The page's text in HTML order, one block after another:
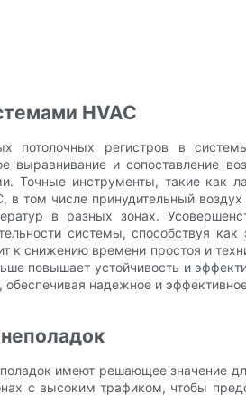
HVAC
потолочных регистров в
выравнивание и сопоставление
Точные инструменты, такие
в том числе принудительный
в разных зонах.
системы, способствуя
к снижению времени простоя и
повышает устойчивость и
надежное и
имеют решающее значение
с высоким трафиком, чтобы